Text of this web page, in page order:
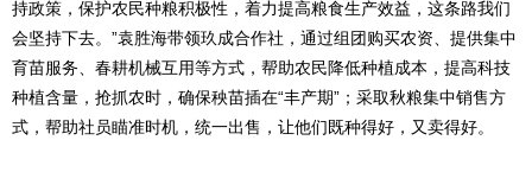
持政策，保护农民种粮积极性，着力提高粮食生产效益，这条路我们
会坚持下去。”袁胜海带领玖成合作社，通过组团购买农资、提供集中
育苗服务、春耕机械互用等方式，帮助农民降低种植成本，提高科技
种植含量，抢抓农时，确保秧苗插在“丰产期”；采取秋粮集中销售方
式，帮助社员瞄准时机，统一出售，让他们既种得好，又卖得好。